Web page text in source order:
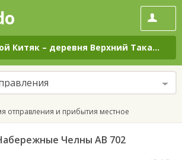
Китяк – деревня Верхний Таканыш
отправления и прибытия местное
Челны АВ 702